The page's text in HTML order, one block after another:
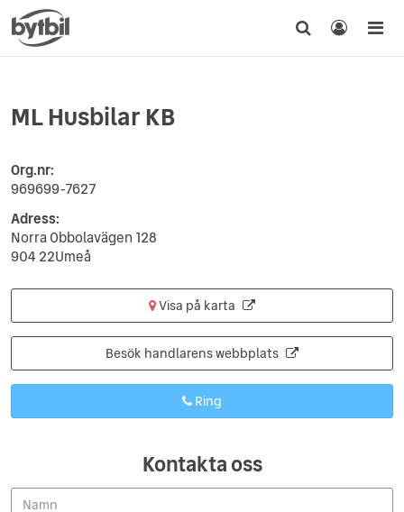
ML Husbilar KB
Org.nr:
969699-7627
Adress:
Norra Obbolavägen 128
904 22Umeå
Visa på karta
Besök handlarens webbplats
Ring
Kontakta oss